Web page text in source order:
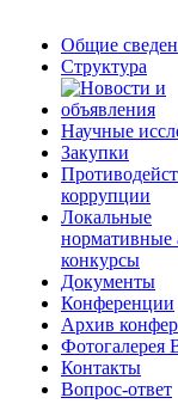
Общие
Структура
Научные
Закупки
коррупции
Локальные
нормативные
конкурсы
Документы
Конференции
Архив
Фотогалерея
Контакты
Вопрос-ответ